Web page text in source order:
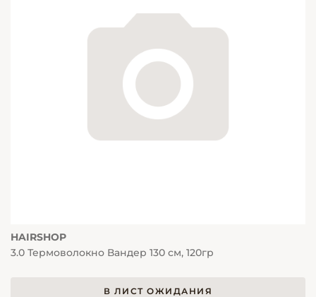
HAIRSHOP
3.0 Термоволокно Вандер 130 см, 120гр
В ЛИСТ ОЖИДАНИЯ